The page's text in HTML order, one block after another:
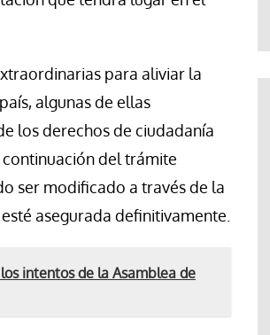
para aliviar la
algunas de ellas
los derechos de ciudadanía
del trámite
ser modificado a través de la
asegurada definitivamente.
intentos de la Asamblea de